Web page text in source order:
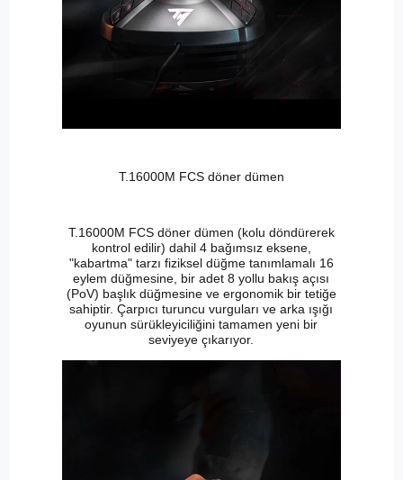
T.16000M FCS döner dümen
T.16000M FCS döner dümen (kolu döndürerek
kontrol edilir) dahil 4 bağımsız eksene,
"kabartma" tarzı fiziksel düğme tanımlamalı 16
eylem düğmesine, bir adet 8 yollu bakış açısı
(PoV) başlık düğmesine ve ergonomik bir tetiğe
sahiptir. Çarpıcı turuncu vurguları ve arka ışığı
oyunun sürükleyiciliğini tamamen yeni bir
seviyeye çıkarıyor.